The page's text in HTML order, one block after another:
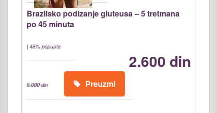
Brazilsko podizanje gluteusa – 5 tretmana
po 45 minuta
| 48% popusta
2.600 din
5.000 din Preuzmi